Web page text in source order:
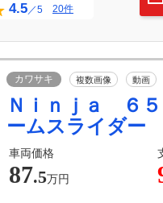
4.5／5 20件
カワサキ 複数画像 動画
Ｎｉｎｊａ ６
ームスライダ
車両価格
87.5万円